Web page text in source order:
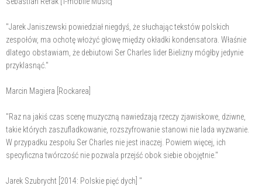
"Jarek Janiszewski powiedział niegdyś, że słuchając tekstów polskich
zespołów, ma ochotę włożyć głowę między okładki kondensatora. Właśnie
dlatego obstawiam, że debiutowi Ser Charles lider Bielizny mógłby jedynie
przyklasnąć."
Marcin Magiera [Rockarea]
"Raz na jakiś czas scenę muzyczną nawiedzają rzeczy zjawiskowe, dziwne,
takie których zaszufladkowanie, rozszyfrowanie stanowi nie lada wyzwanie.
W przypadku zespołu Ser Charles nie jest inaczej. Powiem więcej, ich
specyficzna twórczość nie pozwala przejść obok siebie obojętnie."
Jarek Szubrycht [2014: Polskie pięć dych] "